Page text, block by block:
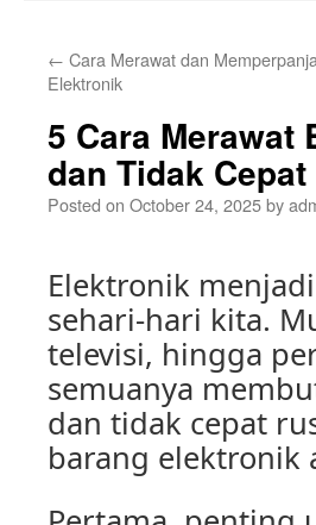
← Cara Merawat dan
Elektronik
5 Cara Merawat
dan Tidak
Posted on October 24, 2025by
Elektronik
sehari-hari kita.
televisi, hingga
semuanya
dan tidak cepat
barang elektronik